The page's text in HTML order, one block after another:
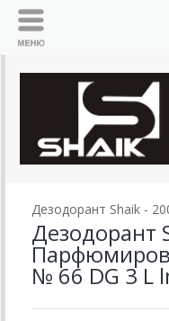
Дезодорант Shaik -
Дезодорант
№ 66 DG 3 L